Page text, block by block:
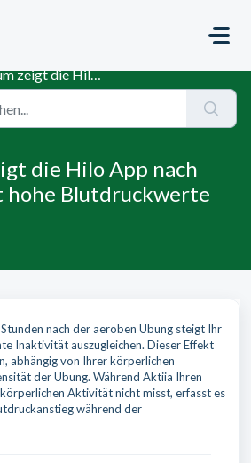
App nach dem Sport hohe Blutdruckwer...
die Hilo App nach
hohe Blutdruckwerte
nach der aeroben Übung steigt Ihr
Inaktivität auszugleichen. Dieser Effekt
abhängig von Ihrer körperlichen
der Übung. Während Aktiia Ihren
Aktivität nicht misst, erfasst es
während der